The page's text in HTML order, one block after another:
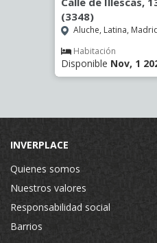
(3348)
Aluche, Latina,
Habitación
Disponible Nov, 1
INVERPLACE
Quienes somos
Nuestros valores
Responsabilidad social
Barrios